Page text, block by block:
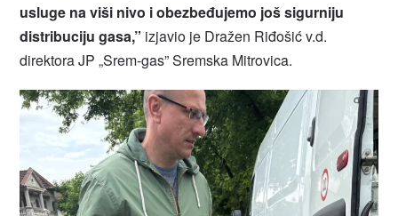
usluge na viši nivo i obezbeđujemo još sigurniju
distribuciju gasa,” izjavio je Dražen Riđošić v.d.
direktora JP „Srem-gas” Sremska Mitrovica.